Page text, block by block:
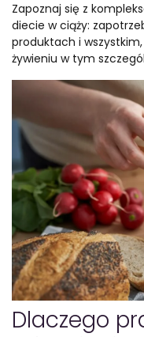
Zapoznaj się z
diecie w ciąży:
produktach i
żywieniu w tym
Dlaczego